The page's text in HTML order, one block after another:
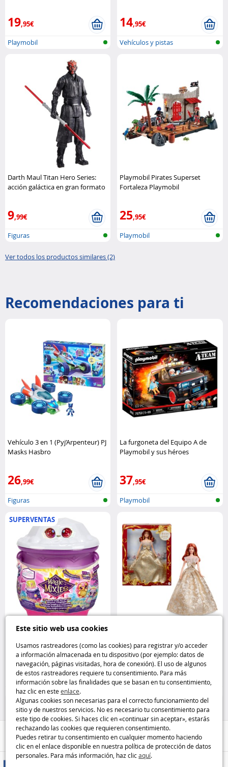
Este sitio web usa cookies
Usamos rastreadores (como las cookies) para registrar y/o acceder
a información almacenada en tu dispositivo (por ejemplo: datos de
navegación, páginas visitadas, hora de conexión). El uso de algunos
de estos rastreadores requiere tu consentimiento. Para más
información sobre las finalidades que se basan en tu consentimiento,
haz clic en esteenlace.
Algunas cookies son necesarias para el correcto funcionamiento del
sitio y de nuestros servicios. No es necesario tu consentimiento para
este tipo de cookies. Si haces clic en «continuar sin aceptar», estarás
rechazando las cookies que requieren consentimiento.
Puedes retirar tu consentimiento en cualquier momento haciendo
clic en el enlace disponible en nuestra política de protección de datos
personales. Para más información, haz clicaquí.
19,95€
Playmobil
14,95€
Vehículos y pistas
Darth Maul Titan Hero Series:
acción galáctica en gran formato
9,99€
Figuras
Playmobil Pirates Superset
Fortaleza Playmobil
25,95€
Playmobil
Ver todos los productos similares (2)
Recomendaciones para ti
Vehículo 3 en 1 (Pyj’Arpenteur) PJ
Masks Hasbro
26,99€
Figuras
La furgoneta del Equipo A de
Playmobil y sus héroes
37,95€
Playmobil
SUPERVENTAS
Mixies MOOSE
19,95€
Muñecas
Barbie Signature Mattel
39,95€
Ayuda / Contacto